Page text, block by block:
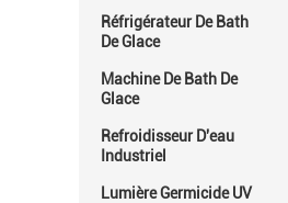
Réfrigérateur De Bath
De Glace
Machine De Bath De
Glace
Refroidisseur D'eau
Industriel
Lumière Germicide UV